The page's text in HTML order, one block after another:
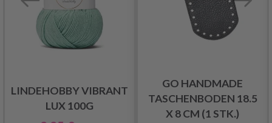
LINDEHOBBY VIBRANT
LUX 100G
GO HANDMADE
TASCHENBODEN 18.5
X 8 CM (1 STK.)